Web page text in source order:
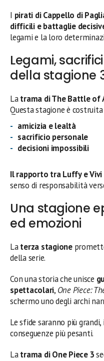
I pirati di Cappello di
difficili e battaglie
legami e la loro
Legami,
della stagione
Latrama di The Battle of
Questa stagione è costruita
amicizia e lealtà
sacrificio personale
decisioni impossibili
Il rapporto tra Luffy e
senso di responsabilità
Una stagione
ed emozioni
Laterza stagione
della serie.
Con una storia che unisce
spettacolari, One Piece:
schermo uno degli archi
Le sfide saranno più
conseguenze più pesanti.
Latrama di One Piece 3